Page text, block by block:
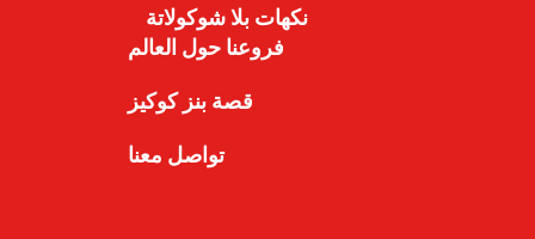
نكهات بلا شوكولاتة
فروعنا حول العالم
قصة بنز كوكيز
تواصل معنا